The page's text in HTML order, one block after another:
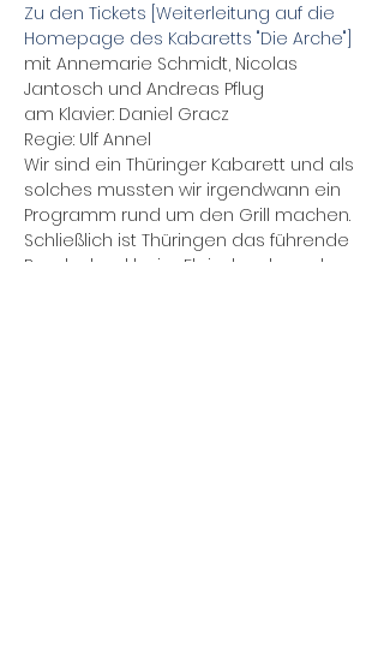
Zu den Tickets [Weiterleitung auf die
Homepage des Kabaretts "Die Arche"]
mit Annemarie Schmidt, Nicolas
Jantosch und Andreas Pflug
am Klavier: Daniel Gracz
Regie: Ulf Annel
Wir sind ein Thüringer Kabarett und als
solches mussten wir irgendwann ein
Programm rund um den Grill machen.
Schließlich ist Thüringen das führende
Bundesland beim Fleischverbrauch.